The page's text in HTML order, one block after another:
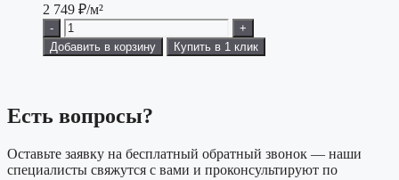
2 749 ₽/м²
-
+
Добавить в корзину
Купить в 1 клик
Есть вопросы?
Оставьте заявку на бесплатный обратный звонок — наши
специалисты свяжутся с вами и проконсультируют по